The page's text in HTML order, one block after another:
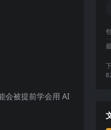
会被提前学会用 AI